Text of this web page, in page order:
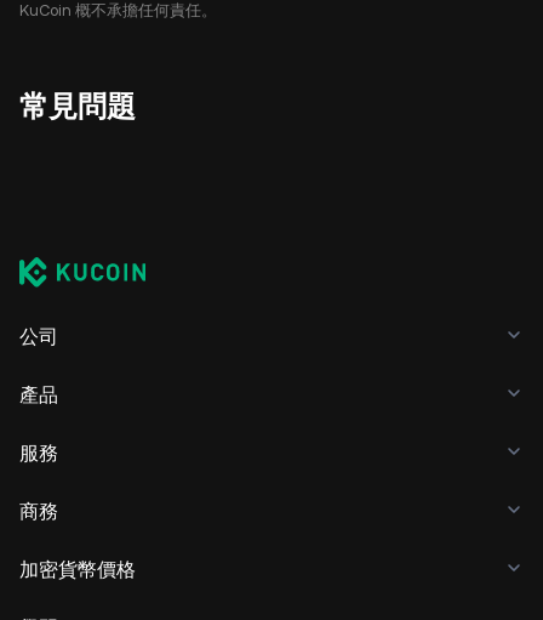
KuCoin 概不承擔任何責任。
常見問題
公司
產品
服務
商務
加密貨幣價格